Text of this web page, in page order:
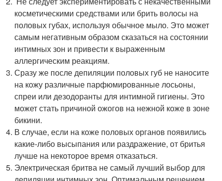
косметическими средствами или брить волосы на
половых губах, используя обычное мыло. Это может
самым негативным образом сказаться на состоянии
интимных зон и привести к выраженным
аллергическим реакциям.
Сразу же после депиляции половых губ не наносите
на кожу различные парфюмированные лосьоны,
спреи или дезодоранты для интимной гигиены. Это
может стать причиной ожогов на нежной коже в зоне
бикини.
В случае, если на коже половых органов появились
какие-либо высыпания или раздражение, от бритья
лучше на некоторое время отказаться.
Электрическая бритва не самый лучший выбор для